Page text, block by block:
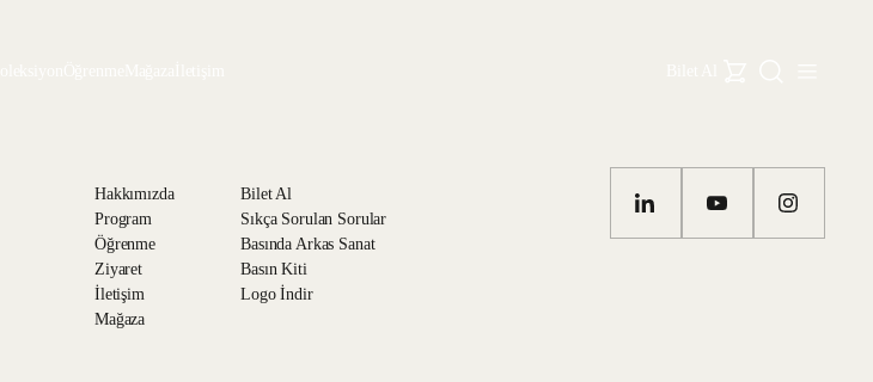
Hakkımızda
Program
Öğrenme
Ziyaret
İletişim
Mağaza
Bilet Al
Sıkça Sorulan Sorular
Basında Arkas Sanat
Basın Kiti
Logo İndir